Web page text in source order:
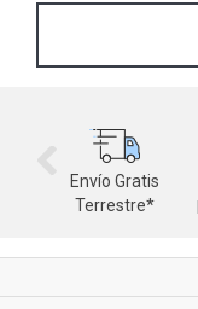
Envío Gratis
Terrestre*